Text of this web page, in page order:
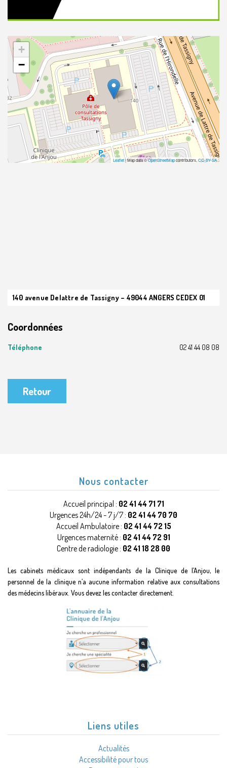
+
−
Leaflet| Map data ©OpenStreetMapcontributors, CC-BY-SA
140 avenue Delattre de Tassigny – 49044 ANGERS CEDEX 01
Coordonnées
Téléphone 02 41 44 08 08
Retour
Nous contacter
Accueil principal : 02 41 44 71 71
Urgences 24h/24 - 7 j/7 : 02 41 44 70 70
Accueil Ambulatoire : 02 41 44 72 15
Urgences maternité : 02 41 44 72 91
Centre de radiologie : 02 41 18 28 00
Les cabinets médicaux sont indépendants de la Clinique de l’Anjou, le
personnel de la clinique n’a aucune information relative aux consultations
des médecins libéraux. Vous devez les contacter directement.
Liens utiles
Actualités
Accessibilité pour tous